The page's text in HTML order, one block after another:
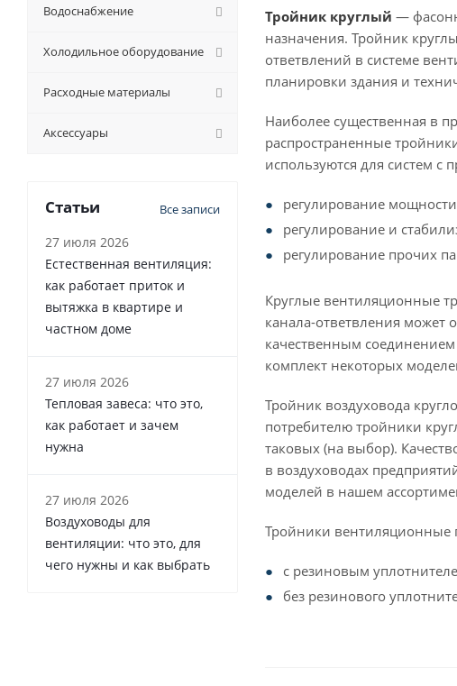
Тройник круглый —
назначения. Тройник
ответвлений в системе
планировки здания и
Наиболее существенная в
распространенные
используются для систем
регулирование
регулирование и
регулирование прочих
Круглые вентиляционные
канала-ответвления может
качественным
комплект некоторых
Тройник воздуховода
потребителю тройники
таковых (на выбор).
в воздуховодах
моделей в нашем
Тройники вентиляционные
с резиновым
без резинового
Водоснабжение
Холодильное оборудование
Расходные материалы
Аксессуары
Статьи Все записи
27 июля 2026
Естественная вентиляция:
как работает приток и
вытяжка в квартире и
частном доме
27 июля 2026
Тепловая завеса: что это,
как работает и зачем
нужна
27 июля 2026
Воздуховоды для
вентиляции: что это, для
чего нужны и как выбрать